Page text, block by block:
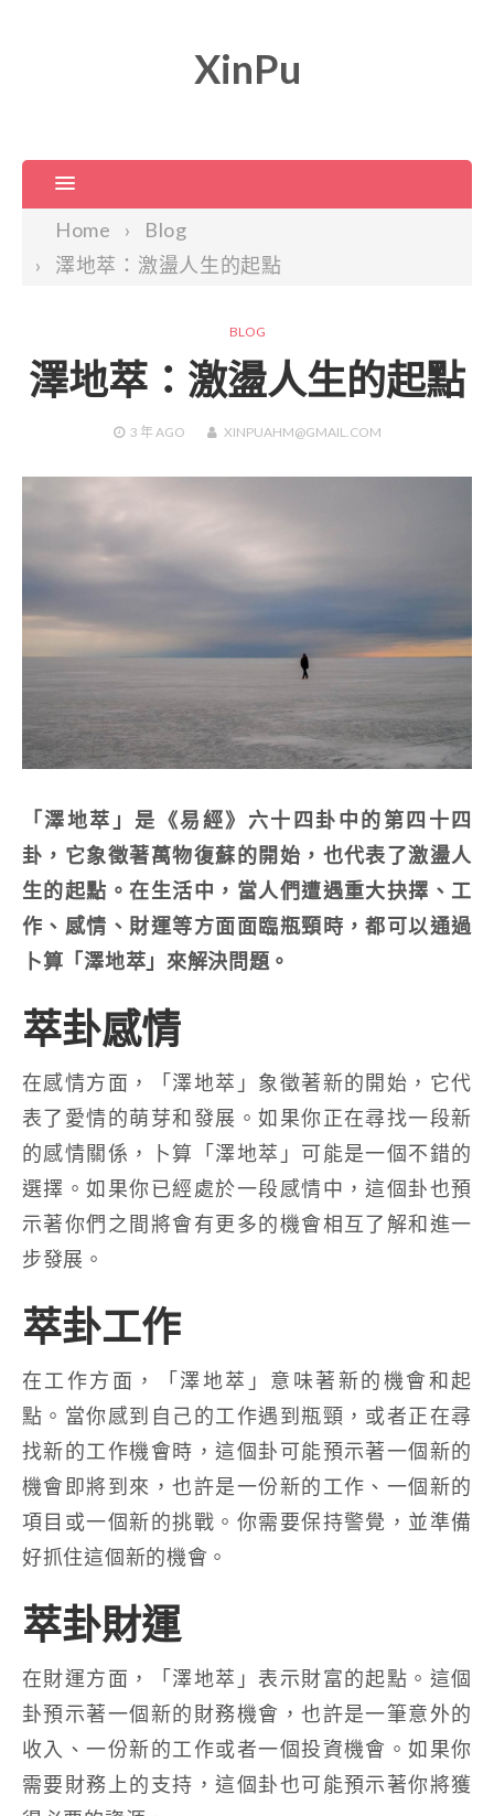
XinPu
Home
Blog
澤地萃：激盪人生的起點
BLOG
澤地萃：激盪人生的起點
3 年AGO XINPUAHM@GMAIL.COM
「澤地萃」是《易經》六十四卦中的第四十四
卦，它象徵著萬物復蘇的開始，也代表了激盪人
生的起點。在生活中，當人們遭遇重大抉擇、工
作、感情、財運等方面面臨瓶頸時，都可以通過
卜算「澤地萃」來解決問題。
萃卦感情
在感情方面，「澤地萃」象徵著新的開始，它代
表了愛情的萌芽和發展。如果你正在尋找一段新
的感情關係，卜算「澤地萃」可能是一個不錯的
選擇。如果你已經處於一段感情中，這個卦也預
示著你們之間將會有更多的機會相互了解和進一
步發展。
萃卦工作
在工作方面，「澤地萃」意味著新的機會和起
點。當你感到自己的工作遇到瓶頸，或者正在尋
找新的工作機會時，這個卦可能預示著一個新的
機會即將到來，也許是一份新的工作、一個新的
項目或一個新的挑戰。你需要保持警覺，並準備
好抓住這個新的機會。
萃卦財運
在財運方面，「澤地萃」表示財富的起點。這個
卦預示著一個新的財務機會，也許是一筆意外的
收入、一份新的工作或者一個投資機會。如果你
需要財務上的支持，這個卦也可能預示著你將獲